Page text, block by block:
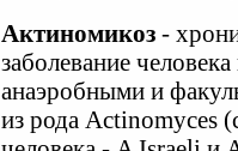
Актиномикоз -
заболевание
анаэробными и
из рода Actinomyces